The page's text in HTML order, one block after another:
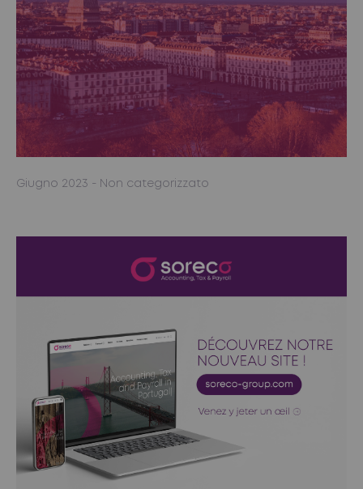
Giugno 2023 - Non categorizzato